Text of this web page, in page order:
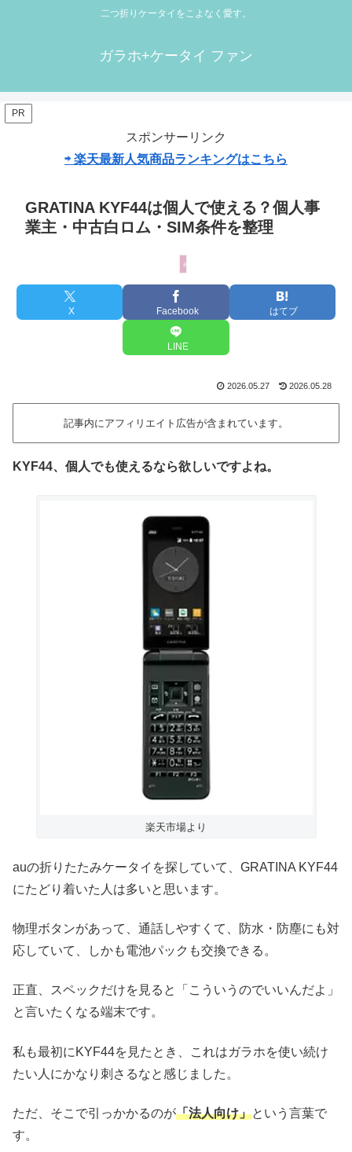
二つ折りケータイをこよなく愛す。
ガラホ+ケータイ ファン
PR
スポンサーリンク
⇨ 楽天最新人気商品ランキングはこちら
GRATINA KYF44は個人で使える？個人事
業主・中古白ロム・SIM条件を整理
au
X Facebook はてブ
LINE
2026.05.27 2026.05.28
記事内にアフィリエイト広告が含まれています。
KYF44、個人でも使えるなら欲しいですよね。
楽天市場より
auの折りたたみケータイを探していて、GRATINA KYF44
にたどり着いた人は多いと思います。
物理ボタンがあって、通話しやすくて、防水・防塵にも対
応していて、しかも電池パックも交換できる。
正直、スペックだけを見ると「こういうのでいいんだよ」
と言いたくなる端末です。
私も最初にKYF44を見たとき、これはガラホを使い続け
たい人にかなり刺さるなと感じました。
ただ、そこで引っかかるのが「法人向け」という言葉で
す。